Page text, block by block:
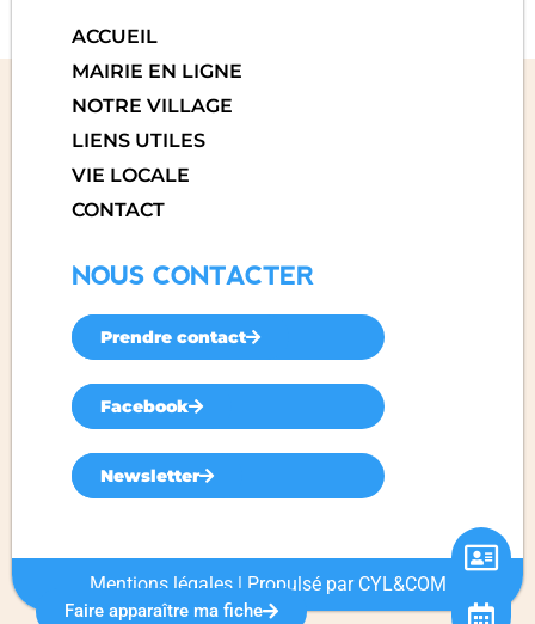
Faire apparaître ma fiche
ACCUEIL
MAIRIE EN LIGNE
NOTRE VILLAGE
LIENS UTILES
VIE LOCALE
CONTACT
NOUS CONTACTER
Prendre contact
Facebook
Newsletter
Mentions légales| Propulsé par CYL&COM